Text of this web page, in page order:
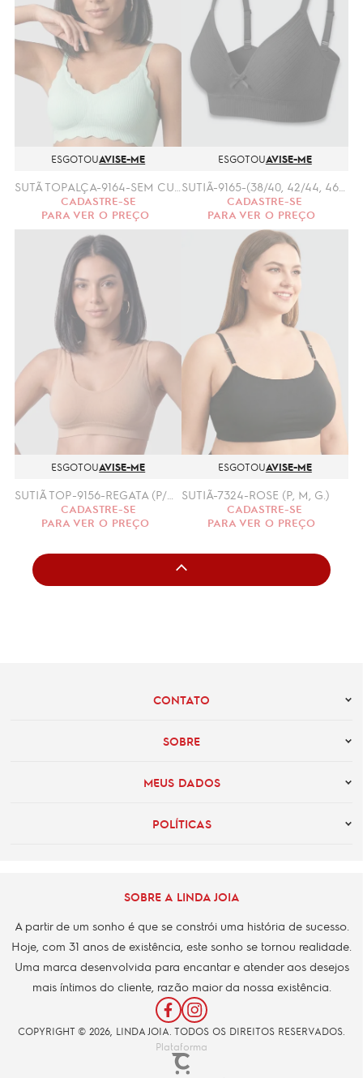
ESGOTOUAVISE-ME
CADASTRE-SE
PARA VER O PREÇO
ESGOTOUAVISE-ME
CADASTRE-SE
PARA VER O PREÇO
ESGOTOUAVISE-ME
CADASTRE-SE
PARA VER O PREÇO
ESGOTOUAVISE-ME
SUTIÃ-7324-ROSE (P, M, G.)
CADASTRE-SE
PARA VER O PREÇO
CONTATO
SOBRE
MEUS DADOS
POLÍTICAS
SOBRE A LINDA JOIA
A partir de um sonho é que se constrói uma história de sucesso.
Hoje, com 31 anos de existência, este sonho se tornou realidade.
Uma marca desenvolvida para encantar e atender aos desejos
mais íntimos do cliente, razão maior da nossa existência.
COPYRIGHT © 2026, LINDA JOIA. TODOS OS DIREITOS RESERVADOS.
Plataforma